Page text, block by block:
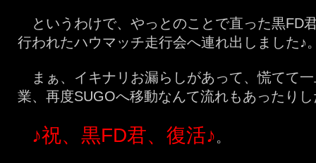
というわけで、やっとのことで直った黒FD
行われたハウマッチ走行会へ連れ出しました♪
まぁ、イキナリお漏らしがあって、慌てて
業、再度SUGOへ移動なんて流れもあったり
♪祝、黒FD君、復活♪。